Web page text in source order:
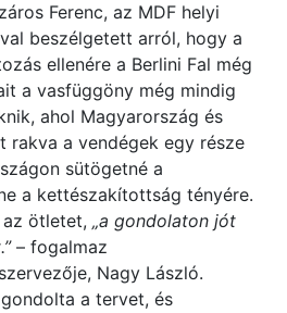
Ferenc, az MDF helyi
beszélgetett arról, hogy a
ellenére a Berlini Fal még
a vasfüggöny még mindig
ahol Magyarország és
rakva a vendégek egy része
sütögetné a
a kettészakítottság tényére.
ötletet, „a gondolaton jót
– fogalmaz
Nagy László.
a tervet, és